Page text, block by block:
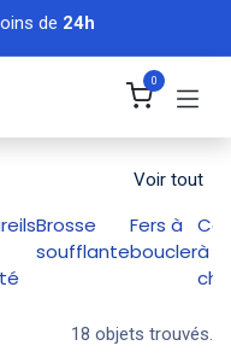
de 24h
0
Voir tout
Brosse
soufflante
Fers à
bouclerà
18 objets trouvés.